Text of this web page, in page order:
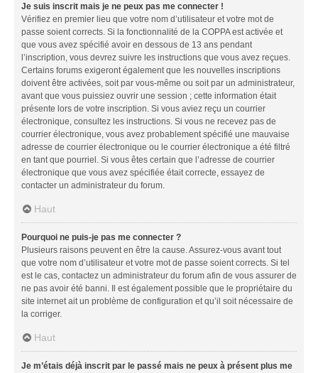
Je suis inscrit mais je ne peux pas me connecter !
Vérifiez en premier lieu que votre nom d’utilisateur et votre mot de
passe soient corrects. Si la fonctionnalité de la COPPA est activée et
que vous avez spécifié avoir en dessous de 13 ans pendant
l’inscription, vous devrez suivre les instructions que vous avez reçues.
Certains forums exigeront également que les nouvelles inscriptions
doivent être activées, soit par vous-même ou soit par un administrateur,
avant que vous puissiez ouvrir une session ; cette information était
présente lors de votre inscription. Si vous aviez reçu un courrier
électronique, consultez les instructions. Si vous ne recevez pas de
courrier électronique, vous avez probablement spécifié une mauvaise
adresse de courrier électronique ou le courrier électronique a été filtré
en tant que pourriel. Si vous êtes certain que l’adresse de courrier
électronique que vous avez spécifiée était correcte, essayez de
contacter un administrateur du forum.
Haut
Pourquoi ne puis-je pas me connecter ?
Plusieurs raisons peuvent en être la cause. Assurez-vous avant tout
que votre nom d’utilisateur et votre mot de passe soient corrects. Si tel
est le cas, contactez un administrateur du forum afin de vous assurer de
ne pas avoir été banni. Il est également possible que le propriétaire du
site internet ait un problème de configuration et qu’il soit nécessaire de
la corriger.
Haut
Je m’étais déjà inscrit par le passé mais ne peux à présent plus me